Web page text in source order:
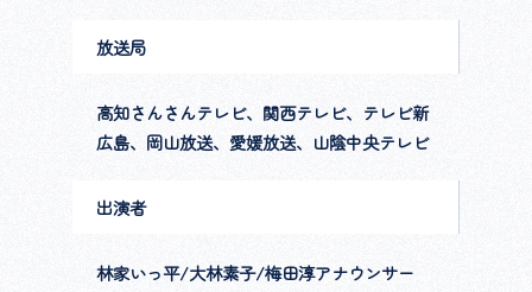
放送局
高知さんさんテレビ、関西テレビ、テレビ新
広島、岡山放送、愛媛放送、山陰中央テレビ
出演者
林家いっ平/大林素子/梅田淳アナウンサー